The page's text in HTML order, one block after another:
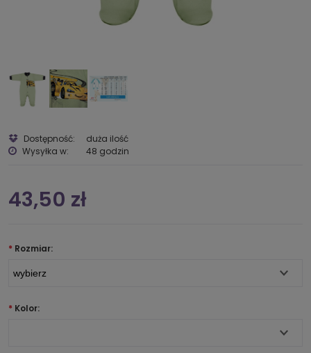
Dostępność:
duża ilość
Wysyłka w:
48 godzin
43,50 zł
* Rozmiar:
* Kolor: